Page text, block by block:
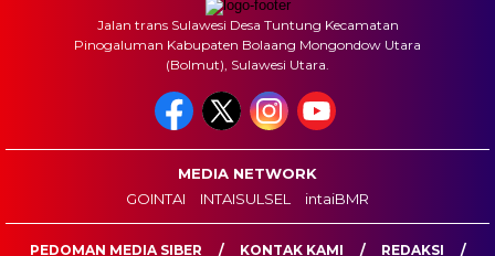
Jalan trans Sulawesi Desa Tuntung Kecamatan
Pinogaluman Kabupaten Bolaang Mongondow Utara
(Bolmut), Sulawesi Utara.
MEDIA NETWORK
GOINTAI
INTAISULSEL intaiBMR
PEDOMAN MEDIA SIBER KONTAK KAMI REDAKSI